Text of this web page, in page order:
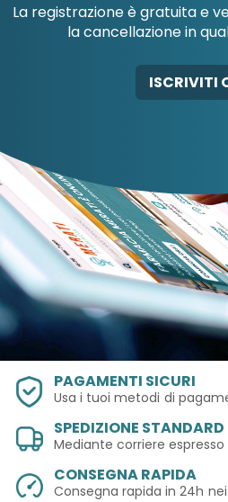
AB-GLOBAL SRL
La registrazione è gratuita e
la cancellazione in
ISCRIVITI
PAGAMENTI SICURI
Usa i tuoi metodi di
SPEDIZIONE STANDARD
Mediante corriere
CONSEGNA RAPIDA
Consegna rapida in 24h